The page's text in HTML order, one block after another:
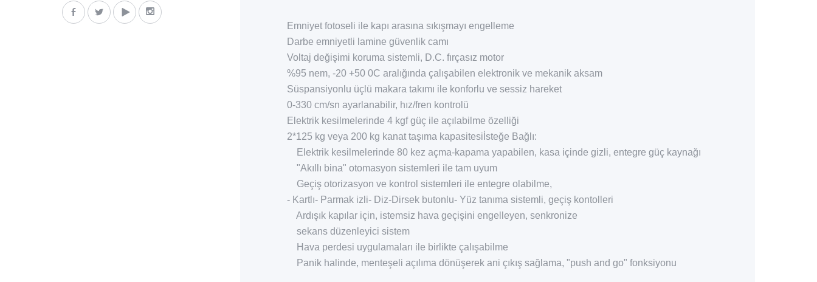
Emniyet fotoseli ile kapı arasına sıkışmayı engelleme
Darbe emniyetli lamine güvenlik camı
Voltaj değişimi koruma sistemli, D.C. fırçasız motor
%95 nem, -20 +50 0C aralığında çalışabilen elektronik ve mekanik aksam
Süspansiyonlu üçlü makara takımı ile konforlu ve sessiz hareket
0-330 cm/sn ayarlanabilir, hız/fren kontrolü
Elektrik kesilmelerinde 4 kgf güç ile açılabilme özelliği
2*125 kg veya 200 kg kanat taşıma kapasitesiİsteğe Bağlı:
Elektrik kesilmelerinde 80 kez açma-kapama yapabilen, kasa içinde gizli, entegre güç kaynağı
"Akıllı bina" otomasyon sistemleri ile tam uyum
Geçiş otorizasyon ve kontrol sistemleri ile entegre olabilme,
- Kartlı- Parmak izli- Diz-Dirsek butonlu- Yüz tanıma sistemli, geçiş kontolleri
Ardışık kapılar için, istemsiz hava geçişini engelleyen, senkronize
sekans düzenleyici sistem
Hava perdesi uygulamaları ile birlikte çalışabilme
Panik halinde, menteşeli açılıma dönüşerek ani çıkış sağlama, "push and go" fonksiyonu